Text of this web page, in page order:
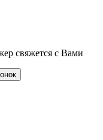
свяжется с Вами